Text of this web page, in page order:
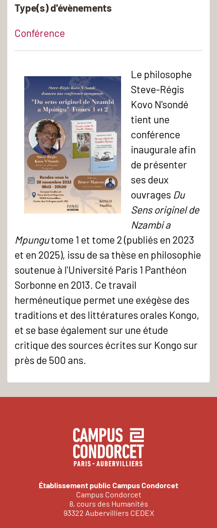
Type(s) d'évènements
Conférence
Le philosophe
Steve-Régis
Kovo N'sondé
tient une
conférence
inaugurale afin
de présenter
ses deux
ouvrages Du
Sens originel de
Nzambi a
Mpungutome 1 et tome 2 (publiés en 2023
et en 2025), issu de sa thèse en philosophie
soutenue à l'Université Paris 1 Panthéon
Sorbonne en 2013. Ce travail
herméneutique permet une exégèse des
traditions et des littératures orales Kongo,
et se base également sur une étude
critique des sources écrites sur Kongo sur
près de 500 ans.
Établissement public Campus Condorcet
Campus Condorcet
8, cours des Humanités
93322 Aubervilliers CEDEX